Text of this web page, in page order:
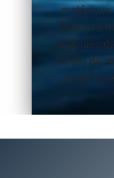
matériaux
rendre la
ardoises
météo